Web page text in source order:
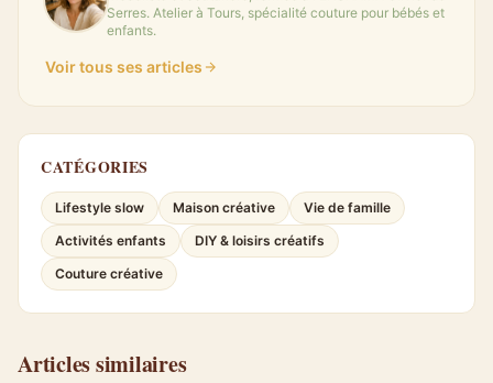
Serres. Atelier à Tours, spécialité couture pour bébés et
enfants.
Voir tous ses articles
CATÉGORIES
Lifestyle slow Maison créative
Vie de famille
Activités enfants
DIY & loisirs créatifs
Couture créative
Articles similaires